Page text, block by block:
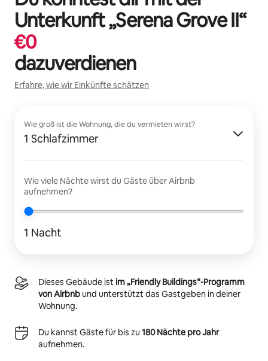
Unterkunft „Serena Grove II“
€0
dazuverdienen
Erfahre, wie wir Einkünfte schätzen
Wie groß ist die Wohnung, die du vermieten wirst?
1 Schlafzimmer
Wie viele Nächte wirst du Gäste über Airbnb
aufnehmen?
1 Nacht
Dieses Gebäude istim „Friendly Buildings“-Programm
von Airbnbund unterstützt das Gastgeben in deiner
Wohnung.
Du kannst Gäste für bis zu 180 Nächte pro Jahr
aufnehmen.